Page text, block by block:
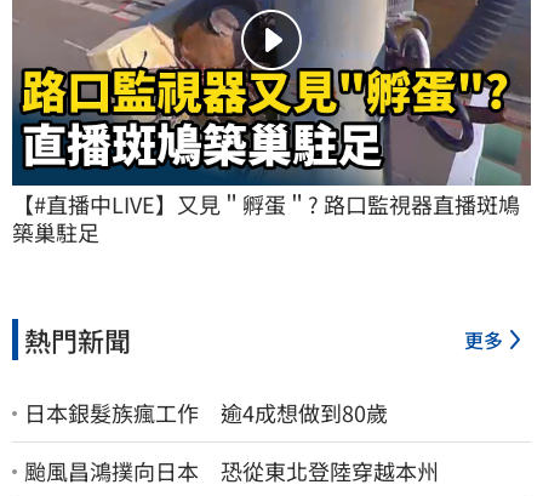
【#直播中LIVE】又見＂孵蛋＂? 路口監視器直播斑鳩
築巢駐足
熱門新聞 更多
日本銀髮族瘋工作 逾4成想做到80歲
颱風昌鴻撲向日本 恐從東北登陸穿越本州